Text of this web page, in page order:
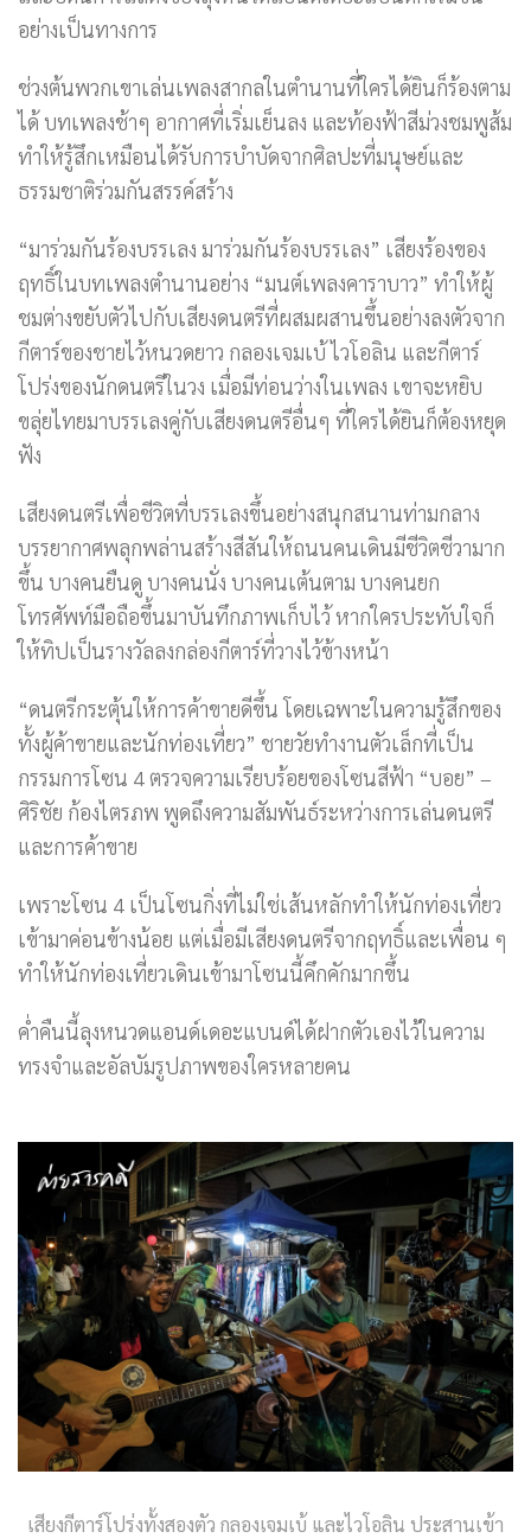
อย่างเป็นทางการ
ช่วงต้นพวกเขาเล่นเพลงสากลในตำนานที่ใครได้ยินก็ร้องตาม
ได้ บทเพลงช้าๆ อากาศที่เริ่มเย็นลง และท้องฟ้าสีม่วงชมพูส้ม
ทำให้รู้สึกเหมือนได้รับการบำบัดจากศิลปะที่มนุษย์และ
ธรรมชาติร่วมกันสรรค์สร้าง
“มาร่วมกันร้องบรรเลง มาร่วมกันร้องบรรเลง” เสียงร้องของ
ฤทธิ์ในบทเพลงตำนานอย่าง “มนต์เพลงคาราบาว” ทำให้ผู้
ชมต่างขยับตัวไปกับเสียงดนตรีที่ผสมผสานขึ้นอย่างลงตัวจาก
กีตาร์ของชายไว้หนวดยาว กลองเจมเบ้ ไวโอลิน และกีตาร์
โปร่งของนักดนตรีในวง เมื่อมีท่อนว่างในเพลง เขาจะหยิบ
ขลุ่ยไทยมาบรรเลงคู่กับเสียงดนตรีอื่นๆ ที่ใครได้ยินก็ต้องหยุด
ฟัง
เสียงดนตรีเพื่อชีวิตที่บรรเลงขึ้นอย่างสนุกสนานท่ามกลาง
บรรยากาศพลุกพล่านสร้างสีสันให้ถนนคนเดินมีชีวิตชีวามาก
ขึ้น บางคนยืนดู บางคนนั่ง บางคนเต้นตาม บางคนยก
โทรศัพท์มือถือขึ้นมาบันทึกภาพเก็บไว้ หากใครประทับใจก็
ให้ทิปเป็นรางวัลลงกล่องกีตาร์ที่วางไว้ข้างหน้า
“ดนตรีกระตุ้นให้การค้าขายดีขึ้น โดยเฉพาะในความรู้สึกของ
ทั้งผู้ค้าขายและนักท่องเที่ยว” ชายวัยทำงานตัวเล็กที่เป็น
กรรมการโซน 4 ตรวจความเรียบร้อยของโซนสีฟ้า “บอย” –
ศิริชัย ก้องไตรภพ พูดถึงความสัมพันธ์ระหว่างการเล่นดนตรี
และการค้าขาย
เพราะโซน 4 เป็นโซนกิ่งที่ไม่ใช่เส้นหลักทำให้นักท่องเที่ยว
เข้ามาค่อนข้างน้อย แต่เมื่อมีเสียงดนตรีจากฤทธิ์และเพื่อน ๆ
ทำให้นักท่องเที่ยวเดินเข้ามาโซนนี้คึกคักมากขึ้น
ค่ำคืนนี้ลุงหนวดแอนด์เดอะแบนด์ได้ฝากตัวเองไว้ในความ
ทรงจำและอัลบัมรูปภาพของใครหลายคน
เสียงกีตาร์โปร่งทั้งสองตัว กลองเจมเบ้ และไวโอลิน ประสานเข้า